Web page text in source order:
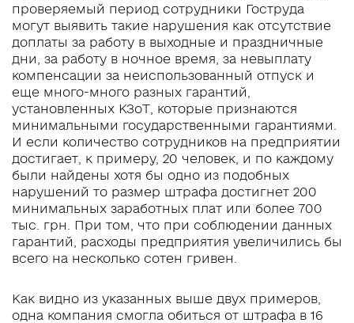
проверяемый период сотрудники Гоструда
могут выявить такие нарушения как отсутствие
доплаты за работу в выходные и праздничные
дни, за работу в ночное время, за невыплату
компенсации за неиспользованный отпуск и
еще много-много разных гарантий,
установленных КЗоТ, которые признаются
минимальными государственными гарантиями.
И если количество сотрудников на предприятии
достигает, к примеру, 20 человек, и по каждому
были найдены хотя бы одно из подобных
нарушений то размер штрафа достигнет 200
минимальных заработных плат или более 700
тыс. грн. При том, что при соблюдении данных
гарантий, расходы предприятия увеличились бы
всего на несколько сотен гривен.
Как видно из указанных выше двух примеров,
одна компания смогла обиться от штрафа в 16